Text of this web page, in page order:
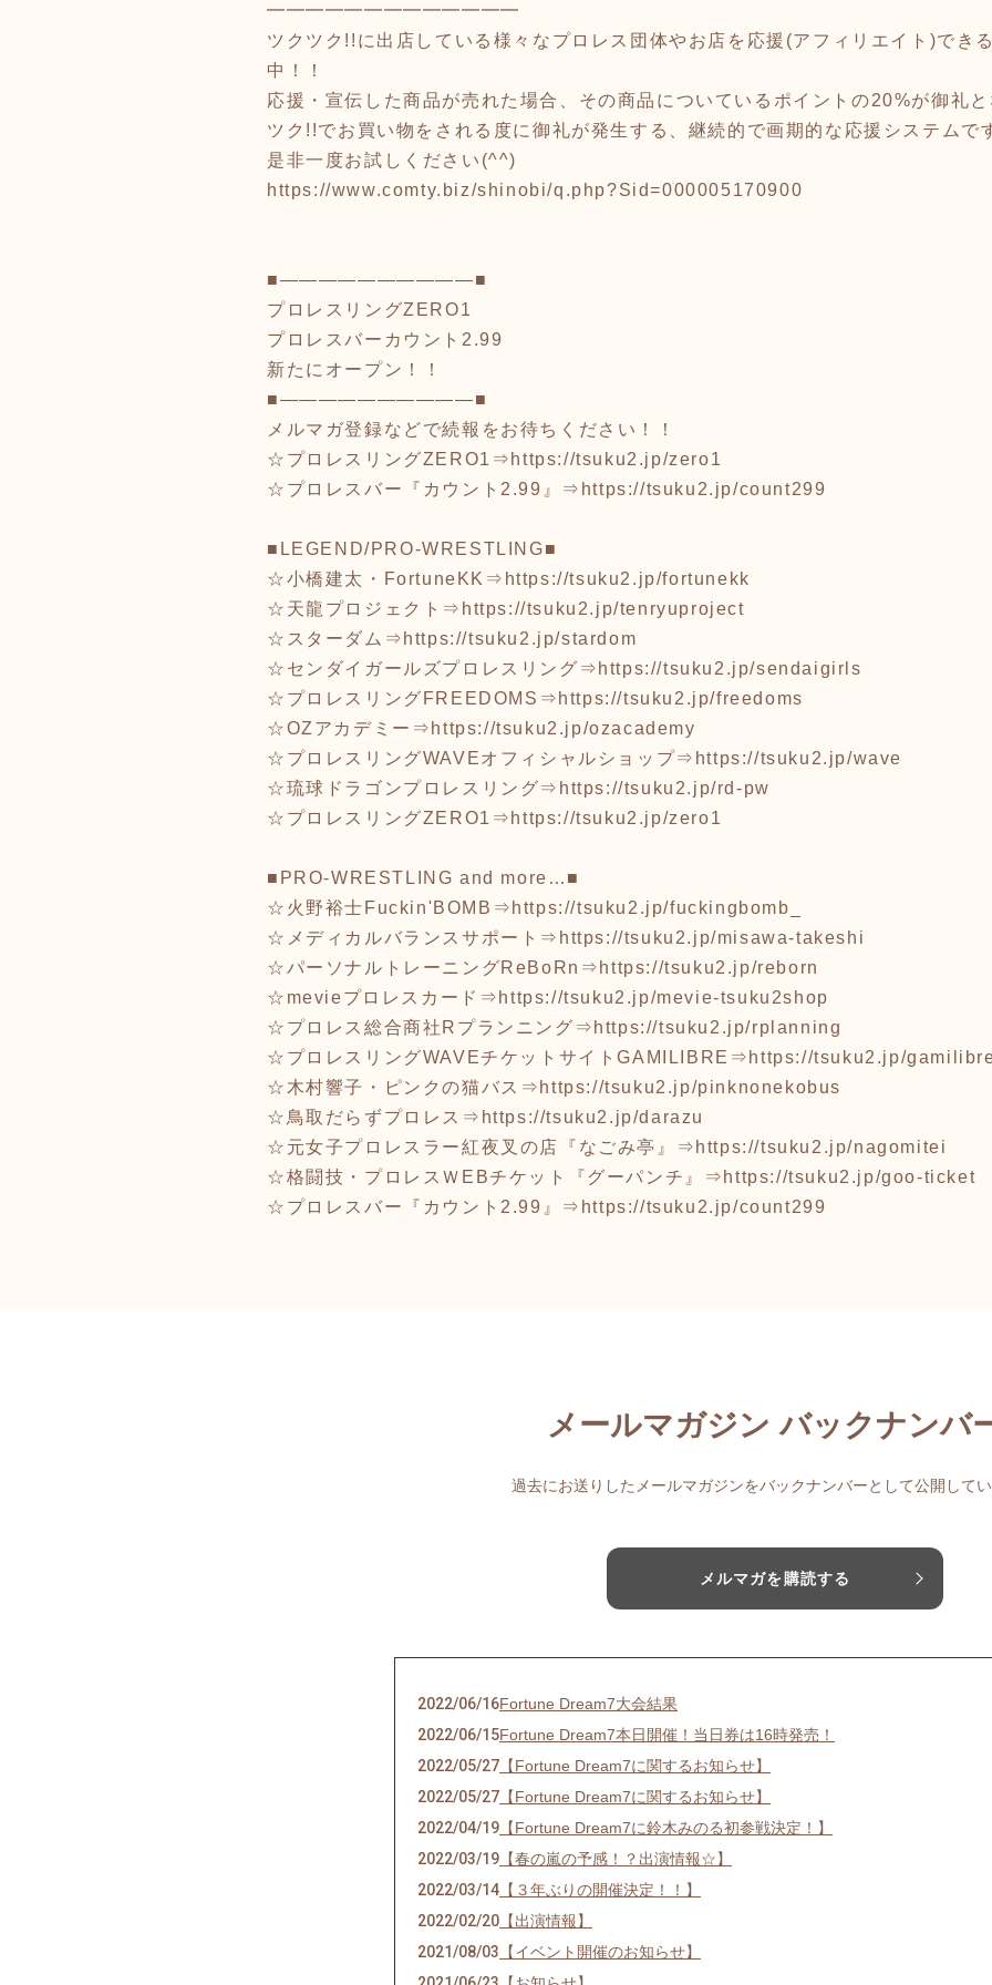
━━━━━━━━━━━━━
ツクツク!!に出店している様々なプロレス団体やお店を応援(アフィリエイト)で
中！！
応援・宣伝した商品が売れた場合、その商品についているポイントの20%が御礼
ツク!!でお買い物をされる度に御礼が発生する、継続的で画期的な応援システムで
是非一度お試しください(^^)
https://www.comty.biz/shinobi/q.php?Sid=000005170900
■――――――――――■
プロレスリングZERO1
プロレスバーカウント2.99
新たにオープン！！
■――――――――――■
メルマガ登録などで続報をお待ちください！！
☆プロレスリングZERO1⇒ https://tsuku2.jp/zero1
☆プロレスバー『カウント2.99』⇒ https://tsuku2.jp/count299
■LEGEND/PRO-WRESTLING■
☆小橋建太・FortuneKK⇒ https://tsuku2.jp/fortunekk
☆天龍プロジェクト⇒ https://tsuku2.jp/tenryuproject
☆スターダム⇒ https://tsuku2.jp/stardom
☆センダイガールズプロレスリング⇒ https://tsuku2.jp/sendaigirls
☆プロレスリングFREEDOMS⇒ https://tsuku2.jp/freedoms
☆OZアカデミー⇒ https://tsuku2.jp/ozacademy
☆プロレスリングWAVEオフィシャルショップ⇒ https://tsuku2.jp/wave
☆琉球ドラゴンプロレスリング⇒ https://tsuku2.jp/rd-pw
☆プロレスリングZERO1⇒ https://tsuku2.jp/zero1
■PRO-WRESTLING and more…■
☆火野裕士Fuckin'BOMB⇒ https://tsuku2.jp/fuckingbomb_
☆メディカルバランスサポート⇒ https://tsuku2.jp/misawa-takeshi
☆パーソナルトレーニングReBoRn⇒ https://tsuku2.jp/reborn
☆mevieプロレスカード⇒ https://tsuku2.jp/mevie-tsuku2shop
☆プロレス総合商社Rプランニング⇒ https://tsuku2.jp/rplanning
☆プロレスリングWAVEチケットサイトGAMILIBRE⇒ https://tsuku2.jp/
☆木村響子・ピンクの猫バス⇒ https://tsuku2.jp/pinknonekobus
☆鳥取だらずプロレス⇒ https://tsuku2.jp/darazu
☆元女子プロレスラー紅夜叉の店『なごみ亭』⇒ https://tsuku2.jp/nagomitei
☆格闘技・プロレスＷEBチケット『グーパンチ』⇒ https://tsuku2.jp/goo-ticket
☆プロレスバー『カウント2.99』⇒ https://tsuku2.jp/count299
メールマガジン バックナンバ
過去にお送りしたメールマガジンをバックナンバーとして公開してい
メルマガを購読する
2022/06/16Fortune Dream7大会結果
2022/06/15Fortune Dream7本日開催！当日券は16時発売！
2022/05/27 【Fortune Dream7に関するお知らせ】
2022/05/27 【Fortune Dream7に関するお知らせ】
2022/04/19 【Fortune Dream7に鈴木みのる初参戦決定！】
2022/03/19 【春の嵐の予感！？出演情報☆】
2022/03/14 【３年ぶりの開催決定！！】
2022/02/20 【出演情報】
2021/08/03 【イベント開催のお知らせ】